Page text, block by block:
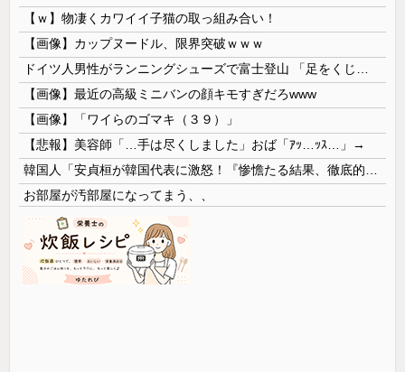
【ｗ】物凄くカワイイ子猫の取っ組み合い！
【画像】カップヌードル、限界突破ｗｗｗ
【画像】最近の高級ミニバンの顔キモすぎだろwww
【画像】「ワイらのゴマキ（３９）」
【悲報】美容師「…手は尽くしました」おば「ｱｯ…ｯｽ…」→
お部屋が汚部屋になってまう、、